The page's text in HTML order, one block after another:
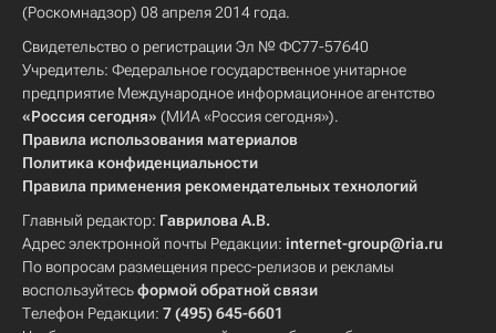
(Роскомнадзор) 08 апреля 2014 года.
Свидетельство о регистрации Эл № ФС77-57640
Учредитель: Федеральное государственное унитарное
предприятие Международное информационное агентство
«Россия сегодня» (МИА «Россия сегодня»).
Правила использования материалов
Политика конфиденциальности
Правила применения рекомендательных технологий
Главный редактор: Гаврилова А.В.
Адрес электронной почты Редакции: internet-group@ria.ru
По вопросам размещения пресс-релизов и рекламы
воспользуйтесьформой обратной связи
Телефон Редакции: 7 (495) 645-6601